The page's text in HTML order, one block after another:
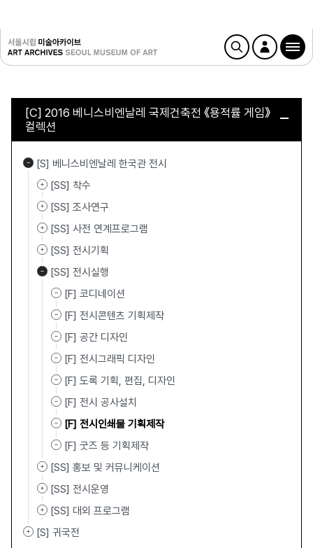
[C] 2016 베니스비엔날레 국제건축전 《용적률 게임》
컬렉션
[S] 베니스비엔날레 한국관 전시
[SS] 착수
[SS] 조사연구
[SS] 사전 연계프로그램
[SS] 전시기획
[SS] 전시실행
[F] 코디네이션
[F] 전시콘텐츠 기획제작
[F] 공간 디자인
[F] 전시그래픽 디자인
[F] 도록 기획, 편집, 디자인
[F] 전시 공사설치
[F] 전시인쇄물 기획제작
[F] 굿즈 등 기획제작
[SS] 홍보 및 커뮤니케이션
[SS] 전시운영
[SS] 대외 프로그램
[S] 귀국전